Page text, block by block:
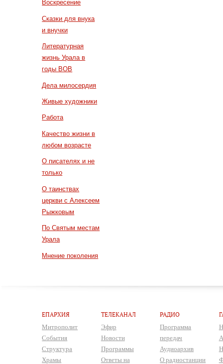
Воскресение
Сказки для внука
и внучки
Литературная
жизнь Урала в
годы ВОВ
Дела милосердия
Живые художники
Работа
Качество жизни в
любом возрасте
О писателях и не
только
О таинствах
церкви с Алексеем
Рыжковым
По Святым местам
Урала
Мнение поколения
ЕПАРХИЯ
Митрополит
События
Структура
Храмы
ТЕЛЕКАНАЛ
Эфир
Новости
Программы
Ответы на
РАДИО
Программа
передач
Аудиоархив
О радиостанции